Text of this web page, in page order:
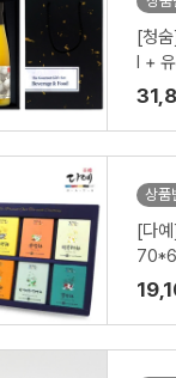
[청
l +
상
[다